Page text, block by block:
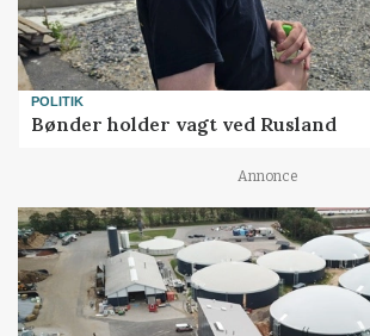
POLITIK
Bønder holder vagt ved Rusland
Annonce